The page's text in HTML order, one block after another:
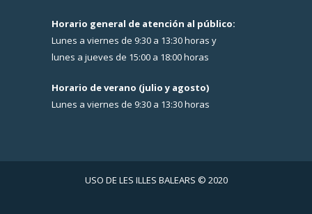
Horario general de atención al público:
Lunes a viernes de 9:30 a 13:30 horas y
lunes a jueves de 15:00 a 18:00 horas
Horario de verano (julio y agosto)
Lunes a viernes de 9:30 a 13:30 horas
USO DE LES ILLES BALEARS © 2020